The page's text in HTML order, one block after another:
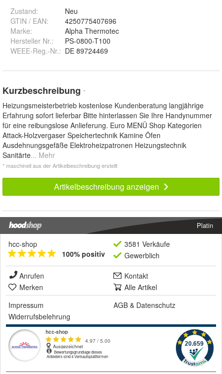
Zustand:
Neu
GTIN / EAN:
4250775407696
Marke:
Alpha Thermotec
Hersteller Nr.:
PS-0800-T100
WEEE-Reg.-Nr.: DE 89724469
Kurzbeschreibung *
Heizungsmeisterbetrieb kostenlose Kundenberatung langjährige
Erfahrung sofort lieferbar Bitte hinterlassen Sie Ihre Handynummer
für eine reibungslose Anlieferung. Euro MENÜ Shop Kategorien
Attack-Holzvergaser Speichertechnik Kamine Öfen
Ausdehnungsgefäße Elektroheizpatronen Heizungstechnik
Sanitärte... Mehr
* maschinell aus der Artikelbeschreibung erstellt
Artikelbeschreibung anzeigen
Platin
hcc-shop
100% positiv
3581 Verkäufe
Gewerblich
Anrufen
Kontakt
Merken
Alle Artikel
Impressum
AGB & Datenschutz
Widerrufsbelehrung